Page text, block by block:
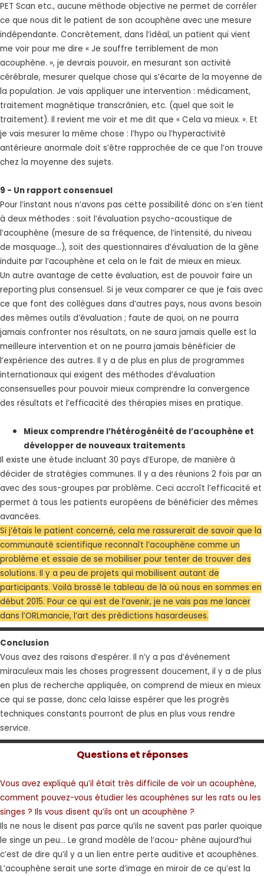
PET Scan etc., aucune méthode objective ne permet de corréler
ce que nous dit le patient de son acouphène avec une mesure
indépendante. Concrètement, dans l’idéal, un patient qui vient
me voir pour me dire « Je souffre terriblement de mon
acouphène. », je devrais pouvoir, en mesurant son activité
cérébrale, mesurer quelque chose qui s’écarte de la moyenne de
la population. Je vais appliquer une intervention : médicament,
traitement magnétique transcrânien, etc. (quel que soit le
traitement). Il revient me voir et me dit que « Cela va mieux. ». Et
je vais mesurer la même chose : l’hypo ou l’hyperactivité
antérieure anormale doit s’être rapprochée de ce que l’on trouve
chez la moyenne des sujets.
9 - Un rapport consensuel
Pour l’instant nous n’avons pas cette possibilité donc on s’en tient
à deux méthodes : soit l’évaluation psycho-acoustique de
l’acouphène (mesure de sa fréquence, de l’intensité, du niveau
de masquage...), soit des questionnaires d’évaluation de la gêne
induite par l’acouphène et cela on le fait de mieux en mieux.
Un autre avantage de cette évaluation, est de pouvoir faire un
reporting plus consensuel. Si je veux comparer ce que je fais avec
ce que font des collègues dans d’autres pays, nous avons besoin
des mêmes outils d’évaluation ; faute de quoi, on ne pourra
jamais confronter nos résultats, on ne saura jamais quelle est la
meilleure intervention et on ne pourra jamais bénéficier de
l’expérience des autres. Il y a de plus en plus de programmes
internationaux qui exigent des méthodes d’évaluation
consensuelles pour pouvoir mieux comprendre la convergence
des résultats et l’efficacité des thérapies mises en pratique.
Mieux comprendre l’hétérogénéité de l’acouphène et
développer de nouveaux traitements
Il existe une étude incluant 30 pays d’Europe, de manière à
décider de stratégies communes. Il y a des réunions 2 fois par an
avec des sous-groupes par problème. Ceci accroît l’efficacité et
permet à tous les patients européens de bénéficier des mêmes
avancées.
Si j’étais le patient concerné, cela me rassurerait de savoir que la
communauté scientifique reconnaît l’acouphène comme un
problème et essaie de se mobiliser pour tenter de trouver des
solutions. Il y a peu de projets qui mobilisent autant de
participants. Voilà brossé le tableau de là où nous en sommes en
début 2015. Pour ce qui est de l’avenir, je ne vais pas me lancer
dans l’ORLmancie, l’art des prédictions hasardeuses.
Conclusion
Vous avez des raisons d’espérer. Il n’y a pas d’événement
miraculeux mais les choses progressent doucement, il y a de plus
en plus de recherche appliquée, on comprend de mieux en mieux
ce qui se passe, donc cela laisse espérer que les progrès
techniques constants pourront de plus en plus vous rendre
service.
Questions et réponses
Vous avez expliqué qu’il était très difficile de voir un acouphène,
comment pouvez-vous étudier les acouphènes sur les rats ou les
singes ? Ils vous disent qu’ils ont un acouphène ?
Ils ne nous le disent pas parce qu’ils ne savent pas parler quoique
le singe un peu... Le grand modèle de l’acou- phène aujourd’hui
c’est de dire qu’il y a un lien entre perte auditive et acouphènes.
L’acouphène serait une sorte d’image en miroir de ce qu’est la